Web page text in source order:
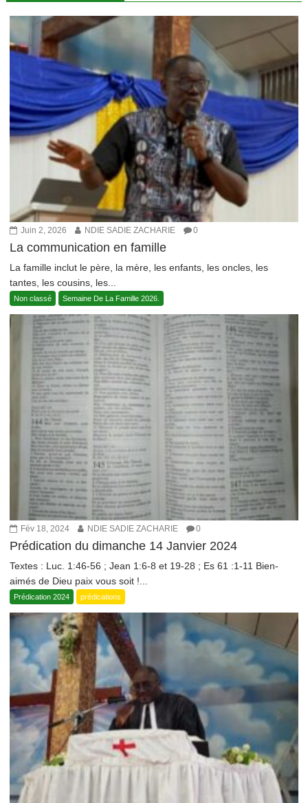
Juin 2, 2026 NDIE SADIE ZACHARIE 0
La communication en famille
La famille inclut le père, la mère, les enfants, les oncles, les
tantes, les cousins, les...
Non classé Semaine De La Famille 2026.
Fév 18, 2024 NDIE SADIE ZACHARIE 0
Prédication du dimanche 14 Janvier 2024
Textes : Luc. 1:46-56 ; Jean 1:6-8 et 19-28 ; Es 61 :1-11 Bien-
aimés de Dieu paix vous soit !...
Prédication 2024 prédications